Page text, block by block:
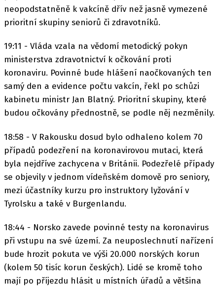
neopodstatněně k vakcíně dřív než jasně vymezené
prioritní skupiny seniorů či zdravotníků.
19:11 - Vláda vzala na vědomí metodický pokyn
ministerstva zdravotnictví k očkování proti
koronaviru. Povinné bude hlášení naočkovaných ten
samý den a evidence počtu vakcín, řekl po schůzi
kabinetu ministr Jan Blatný. Prioritní skupiny, které
budou očkovány přednostně, se podle něj nezměnily.
18:58 - V Rakousku dosud bylo odhaleno kolem 70
případů podezření na koronavirovou mutaci, která
byla nejdříve zachycena v Británii. Podezřelé případy
se objevily v jednom vídeňském domově pro seniory,
mezi účastníky kurzu pro instruktory lyžování v
Tyrolsku a také v Burgenlandu.
18:44 - Norsko zavede povinné testy na koronavirus
při vstupu na své území. Za neuposlechnutí nařízení
bude hrozit pokuta ve výši 20.000 norských korun
(kolem 50 tisíc korun českých). Lidé se kromě toho
mají po příjezdu hlásit u místních úřadů a většina